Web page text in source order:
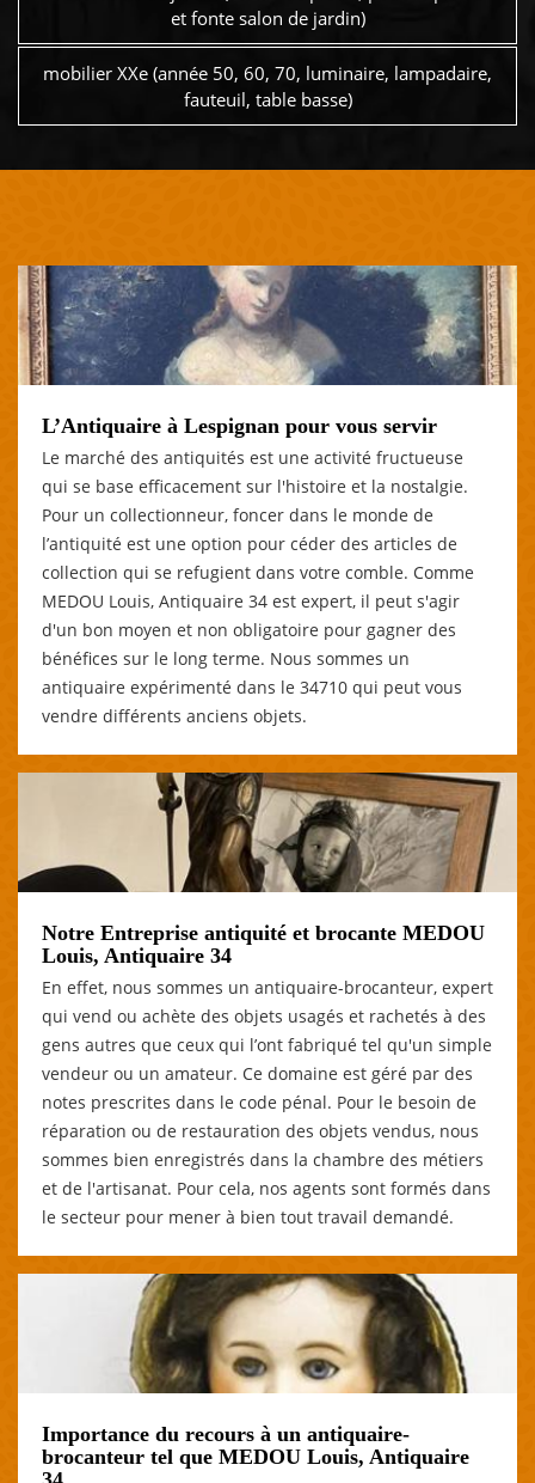
et fonte salon de jardin)
mobilier XXe (année 50, 60, 70, luminaire, lampadaire,
fauteuil, table basse)
L’Antiquaire à Lespignan pour vous servir
Le marché des antiquités est une activité fructueuse
qui se base efficacement sur l'histoire et la nostalgie.
Pour un collectionneur, foncer dans le monde de
l’antiquité est une option pour céder des articles de
collection qui se refugient dans votre comble. Comme
MEDOU Louis, Antiquaire 34 est expert, il peut s'agir
d'un bon moyen et non obligatoire pour gagner des
bénéfices sur le long terme. Nous sommes un
antiquaire expérimenté dans le 34710 qui peut vous
vendre différents anciens objets.
Notre Entreprise antiquité et brocante MEDOU
Louis, Antiquaire 34
En effet, nous sommes un antiquaire-brocanteur, expert
qui vend ou achète des objets usagés et rachetés à des
gens autres que ceux qui l’ont fabriqué tel qu'un simple
vendeur ou un amateur. Ce domaine est géré par des
notes prescrites dans le code pénal. Pour le besoin de
réparation ou de restauration des objets vendus, nous
sommes bien enregistrés dans la chambre des métiers
et de l'artisanat. Pour cela, nos agents sont formés dans
le secteur pour mener à bien tout travail demandé.
Importance du recours à un antiquaire-
brocanteur tel que MEDOU Louis, Antiquaire